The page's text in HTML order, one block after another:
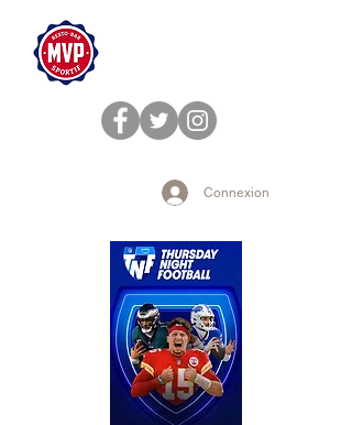
Connexion